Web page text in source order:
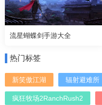
流星蝴蝶剑手游大全
热门标签
新笑傲江湖 辐射避难所
疯狂牧场2RanchRush2